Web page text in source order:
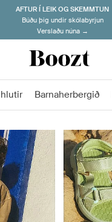
AFTUR Í LEIK OG SKEMMTUN
Búðu þig undir skólabyrjun
Verslaðu núna →
Barnaherbergið